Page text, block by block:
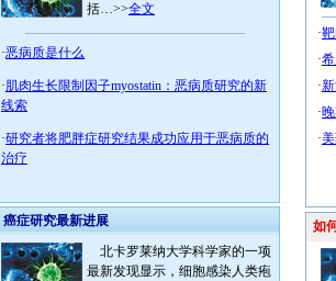
括…>>全文
·恶病质是什么
·肌肉生长限制因子myostatin：恶病质研究的新
线索
·研究者将肥胖症研究结果成功应用于恶病质的
治疗
癌症研究最新进展
北卡罗莱纳大学科学家的一项
最新发现显示，细胞感染人类疱
·
·
·
·
·
如